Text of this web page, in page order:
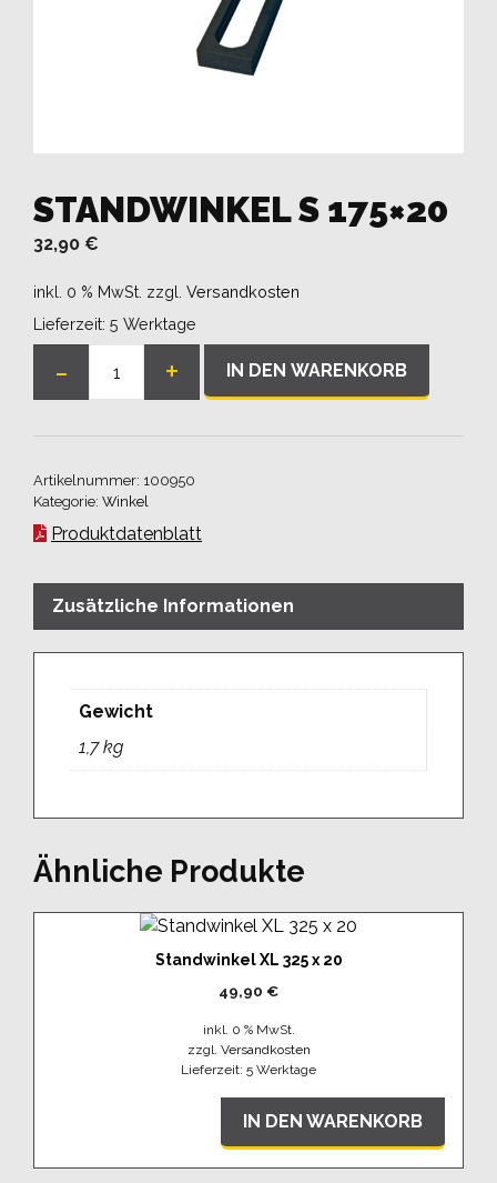
STANDWINKEL S 175×20
32,90 €
inkl. 0 % MwSt. zzgl. Versandkosten
Lieferzeit: 5 Werktage
-
Standwinkel
175x20
+ IN DEN WARENKORB
Artikelnummer: 100950
Kategorie: Winkel
Produktdatenblatt
Zusätzliche Informationen
Gewicht
1,7 kg
Ähnliche Produkte
Standwinkel XL 325 x 20
49,90 €
inkl. 0 % MwSt.
zzgl. Versandkosten
Lieferzeit: 5 Werktage
IN DEN WARENKORB